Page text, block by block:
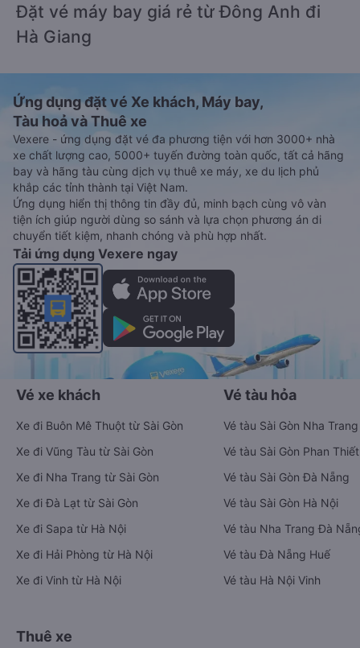
Đặt vé máy bay giá rẻ từ Đông Anh đi
Hà Giang
Ứng dụng đặt vé Xe khách, Máy bay,
Tàu hoả và Thuê xe
Vexere - ứng dụng đặt vé đa phương tiện với hơn 3000+ nhà
xe chất lượng cao, 5000+ tuyến đường toàn quốc, tất cả hãng
bay và hãng tàu cùng dịch vụ thuê xe máy, xe du lịch phủ
khắp các tỉnh thành tại Việt Nam.
Ứng dụng hiển thị thông tin đầy đủ, minh bạch cùng vô vàn
tiện ích giúp người dùng so sánh và lựa chọn phương án di
chuyển tiết kiệm, nhanh chóng và phù hợp nhất.
Tải ứng dụng Vexere ngay
Vé xe khách
Xe đi Buôn Mê Thuột từ Sài Gòn
Xe đi Vũng Tàu từ Sài Gòn
Xe đi Nha Trang từ Sài Gòn
Xe đi Đà Lạt từ Sài Gòn
Xe đi Sapa từ Hà Nội
Xe đi Hải Phòng từ Hà Nội
Xe đi Vinh từ Hà Nội
Vé tàu hỏa
Vé tàu Sài Gòn Nha Trang
Vé tàu Sài Gòn Phan Thiết
Vé tàu Sài Gòn Đà Nẵng
Vé tàu Sài Gòn Hà Nội
Vé tàu Nha Trang Đà
Vé tàu Đà Nẵng Huế
Vé tàu Hà Nội Vinh
Thuê xe